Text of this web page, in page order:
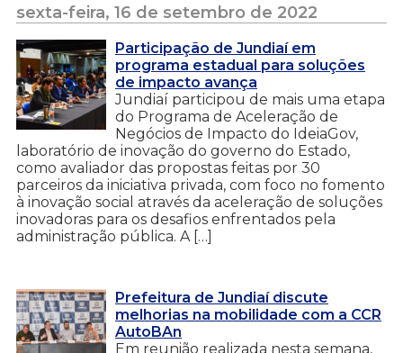
sexta-feira, 16 de setembro de 2022
Participação de Jundiaí em
programa estadual para soluções
de impacto avança
Jundiaí participou de mais uma etapa
do Programa de Aceleração de
Negócios de Impacto do IdeiaGov,
laboratório de inovação do governo do Estado,
como avaliador das propostas feitas por 30
parceiros da iniciativa privada, com foco no fomento
à inovação social através da aceleração de soluções
inovadoras para os desafios enfrentados pela
administração pública. A […]
Prefeitura de Jundiaí discute
melhorias na mobilidade com a CCR
AutoBAn
Em reunião realizada nesta semana,